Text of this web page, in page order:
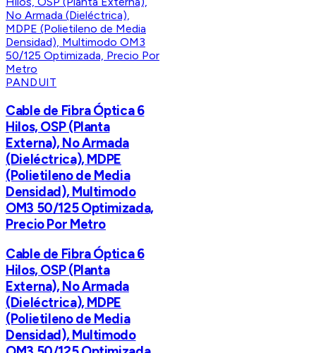
PANDUIT
Cable de Fibra Óptica 6
Hilos, OSP (Planta
Externa), No Armada
(Dieléctrica), MDPE
(Polietileno de Media
Densidad), Multimodo
OM3 50/125 Optimizada,
Precio Por Metro
Cable de Fibra Óptica 6
Hilos, OSP (Planta
Externa), No Armada
(Dieléctrica), MDPE
(Polietileno de Media
Densidad), Multimodo